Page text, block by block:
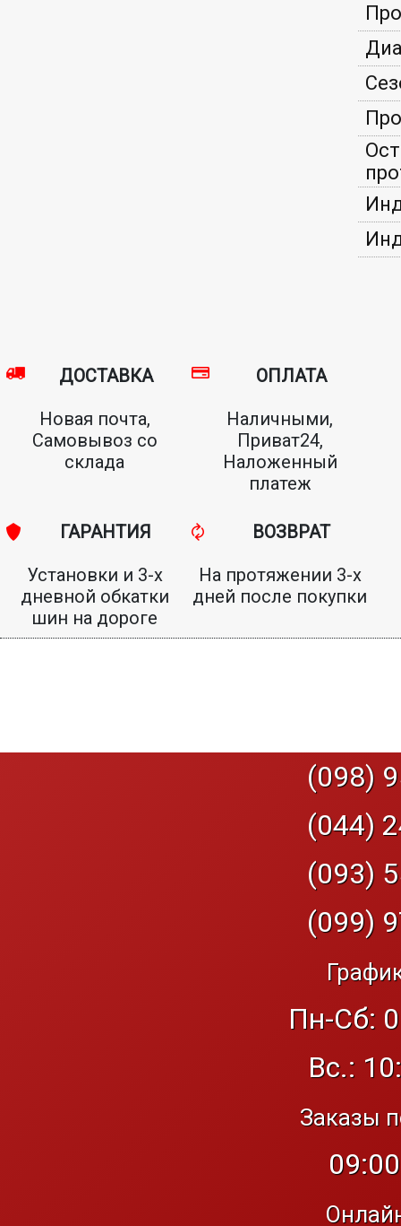
ДОСТАВКА
Новая почта,
Самовывоз со
склада
ОПЛАТА
Наличными,
Приват24,
Наложенный
платеж
ГАРАНТИЯ
Установки и 3-х
дневной обкатки
шин на дороге
ВОЗВРАТ
На протяжении 3-х
дней после покупки
(098)
(044)
(093)
(099)
Пн-Сб:
Вс.:
Заказы